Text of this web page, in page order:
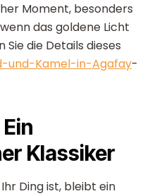
Moment, besonders
das goldene Licht
Sie die Details dieses
und-Kamel-in-Agafay-
Klassiker
Ding ist, bleibt ein